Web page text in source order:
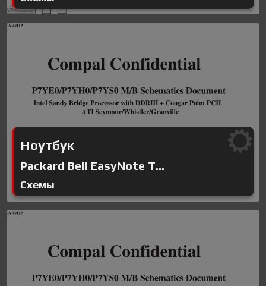
Ноутбук
Packard Bell EasyNote T...
Схемы